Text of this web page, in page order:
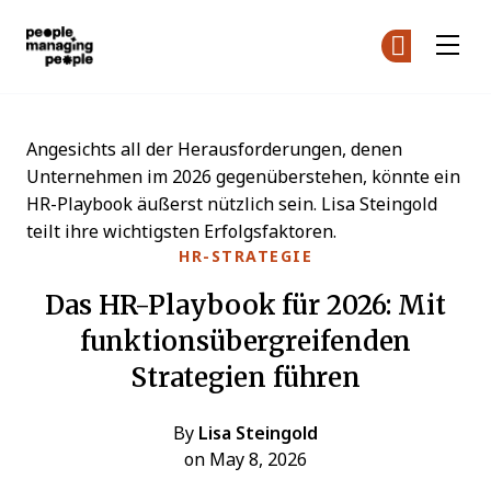
HR-STRATEGIE
Das HR-Playbook für 2026: Mit
funktionsübergreifenden
Strategien führen
By Lisa Steingold
on May 8, 2026
Angesichts all der Herausforderungen, denen
Unternehmen im 2026 gegenüberstehen, könnte ein
HR-Playbook äußerst nützlich sein. Lisa Steingold
teilt ihre wichtigsten Erfolgsfaktoren.